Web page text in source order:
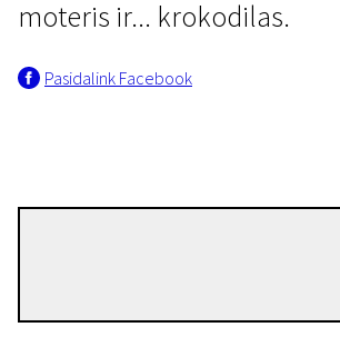
Krokodilas
moteris ir... krokodilas.
Pasidalink Facebook